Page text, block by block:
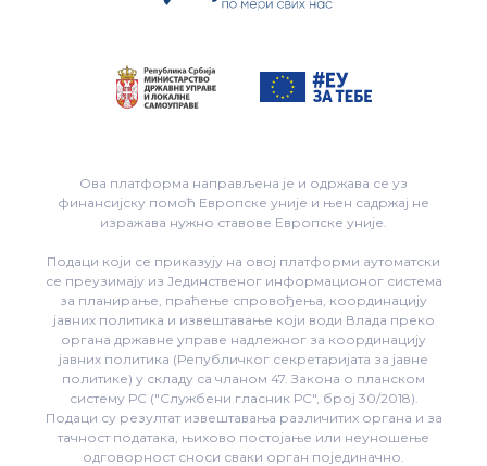
Ова платформа направљена је и одржава се уз
финансијску помоћ Европске уније и њен садржај не
изражава нужно ставове Европске уније.
Подаци који се приказују на овој платформи аутоматски
се преузимају из Јединственог информационог система
за планирање, праћење спровођења, координацију
јавних политика и извештавање који води Влада преко
органа државне управе надлежног за координацију
јавних политика (Републичког секретаријата за јавне
политике) у складу са чланом 47. Закона о планском
систему РС ("Службени гласник РС", број 30/2018).
Подаци су резултат извештавања различитих органа и за
тачност података, њихово постојање или неуношење
одговорност сноси сваки орган појединачно.